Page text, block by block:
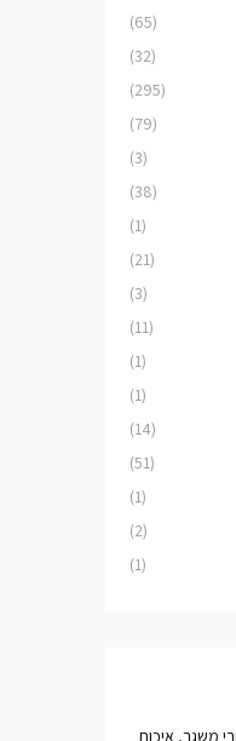
(65)
(32)
(295)
(79)
(3)
(38)
(1)
(21)
(3)
(11)
(1)
(1)
(14)
(51)
(1)
(2)
(1)
משגב, איכות